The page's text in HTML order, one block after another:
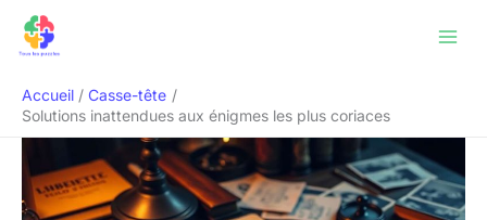
Accueil
Casse-tête
Solutions inattendues aux énigmes les plus coriaces
Rechercher